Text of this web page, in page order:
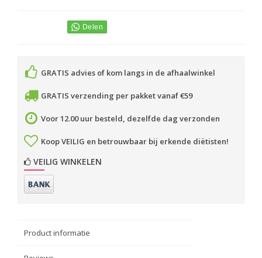
GRATIS advies of kom langs in de afhaalwinkel
GRATIS verzending per pakket vanaf €59
Voor 12.00 uur besteld, dezelfde dag verzonden
Koop VEILIG en betrouwbaar bij erkende diëtisten!
VEILIG WINKELEN
Product informatie